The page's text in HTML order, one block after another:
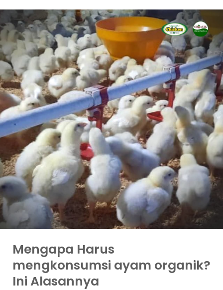
Mengapa Harus
mengkonsumsi ayam organik?
Ini Alasannya